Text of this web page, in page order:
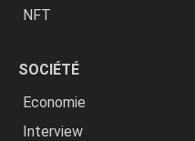
NFT
SOCIÉTÉ
Economie
Interview